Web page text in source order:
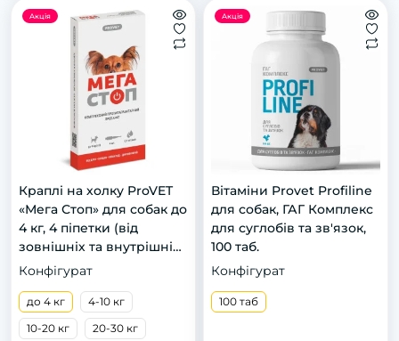
Акція
Краплі на холку ProVET
«Мега Стоп» для собак до
4 кг, 4 піпетки (від
зовнішніх та внутрішніх
паразитів)
Конфігурат
до 4 кг
4-10 кг
10-20 кг
20-30 кг
Акція
Вітаміни Provet Profiline
для собак, ГАГ Комплекс
для суглобів та зв'язок,
100 таб.
Конфігурат
100 таб